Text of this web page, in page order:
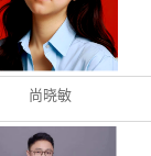
尚晓敏